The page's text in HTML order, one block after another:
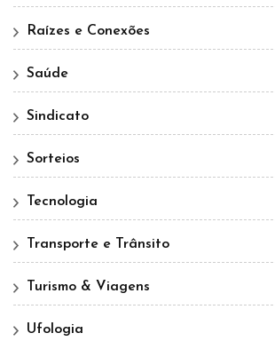
Raízes e Conexões
Saúde
Sindicato
Sorteios
Tecnologia
Transporte e Trânsito
Turismo & Viagens
Ufologia